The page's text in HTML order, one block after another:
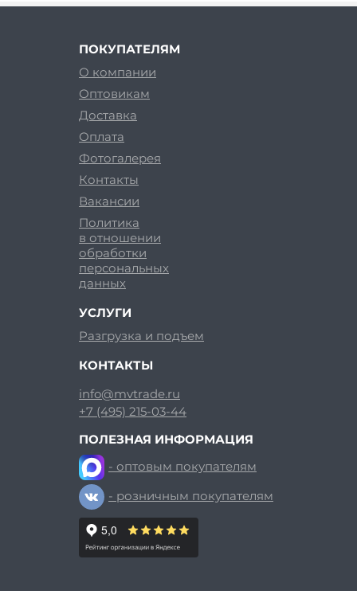
ПОКУПАТЕЛЯМ
О компании
Оптовикам
Доставка
Оплата
Фотогалерея
Контакты
Вакансии
Политика
в отношении
обработки
персональных
данных
УСЛУГИ
Разгрузка и подъем
КОНТАКТЫ
info@mvtrade.ru
+7 (495) 215-03-44
ПОЛЕЗНАЯ ИНФОРМАЦИЯ
- оптовым покупателям
- розничным покупателям